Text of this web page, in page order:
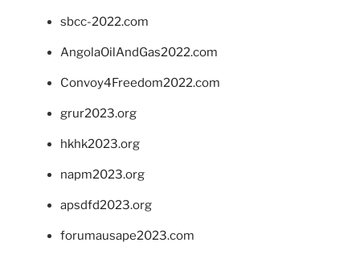
sbcc-2022.com
AngolaOilAndGas2022.com
Convoy4Freedom2022.com
grur2023.org
hkhk2023.org
napm2023.org
apsdfd2023.org
forumausape2023.com